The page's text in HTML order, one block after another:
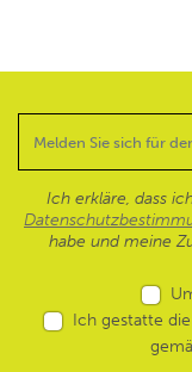
Ich erkläre, dass
habe und meine
Ich gestatte